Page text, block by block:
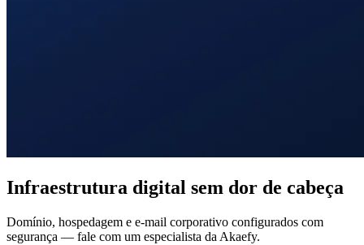
Infraestrutura digital sem dor de cabeça
Domínio, hospedagem e e-mail corporativo configurados com
segurança — fale com um especialista da Akaefy.